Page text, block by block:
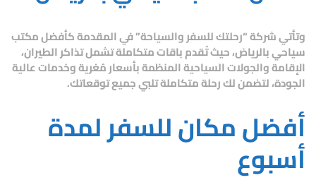
وتأتي شركة “رحلتك للسفر والسياحة” في المقدمة كأفضل مكتب
سياحي بالرياض، حيث تُقدم باقات متكاملة تشمل تذاكر الطيران،
الإقامة والجولات السياحية المنظمة بأسعار مُغرية وخدمات عالية
الجودة، لتضمن لك رحلة متكاملة تلبي جميع توقعاتك.
أفضل مكان للسفر لمدة
أسبوع